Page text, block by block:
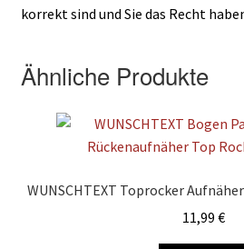
korrekt sind und Sie das Recht
Ähnliche Produkte
WUNSCHTEXT Toprocker
11,99 €